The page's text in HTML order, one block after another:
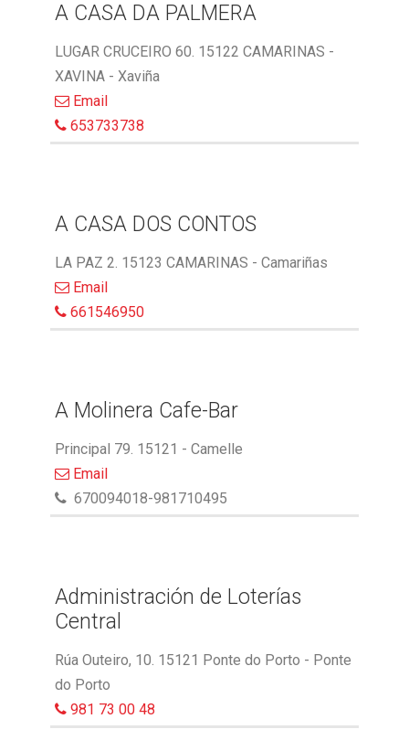
A CASA DA PALMERA
LUGAR CRUCEIRO 60. 15122 CAMARINAS -
XAVINA - Xaviña
Email
653733738
A CASA DOS CONTOS
LA PAZ 2. 15123 CAMARINAS - Camariñas
Email
661546950
A Molinera Cafe-Bar
Principal 79. 15121 - Camelle
Email
670094018-981710495
Administración de Loterías
Central
Rúa Outeiro, 10. 15121 Ponte do Porto - Ponte
do Porto
981 73 00 48